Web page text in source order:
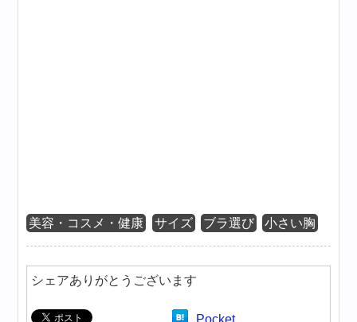
美容・コスメ・健康 サイズ ブラ選び 小さい胸
シェアありがとうございます
Pocket